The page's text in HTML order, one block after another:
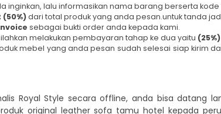
inginkan, lalu informasikan nama barang berserta
(50%)dari total produk yang anda pesan.untuk tanda
sebagai bukti order anda kepada kami.
melakukan pembayaran tahap ke dua yaitu (25%)
mebel yang anda pesan sudah selesai siap kirim
Royal Style secara offline, anda bisa datang
original leather sofa tamu hotel kepada